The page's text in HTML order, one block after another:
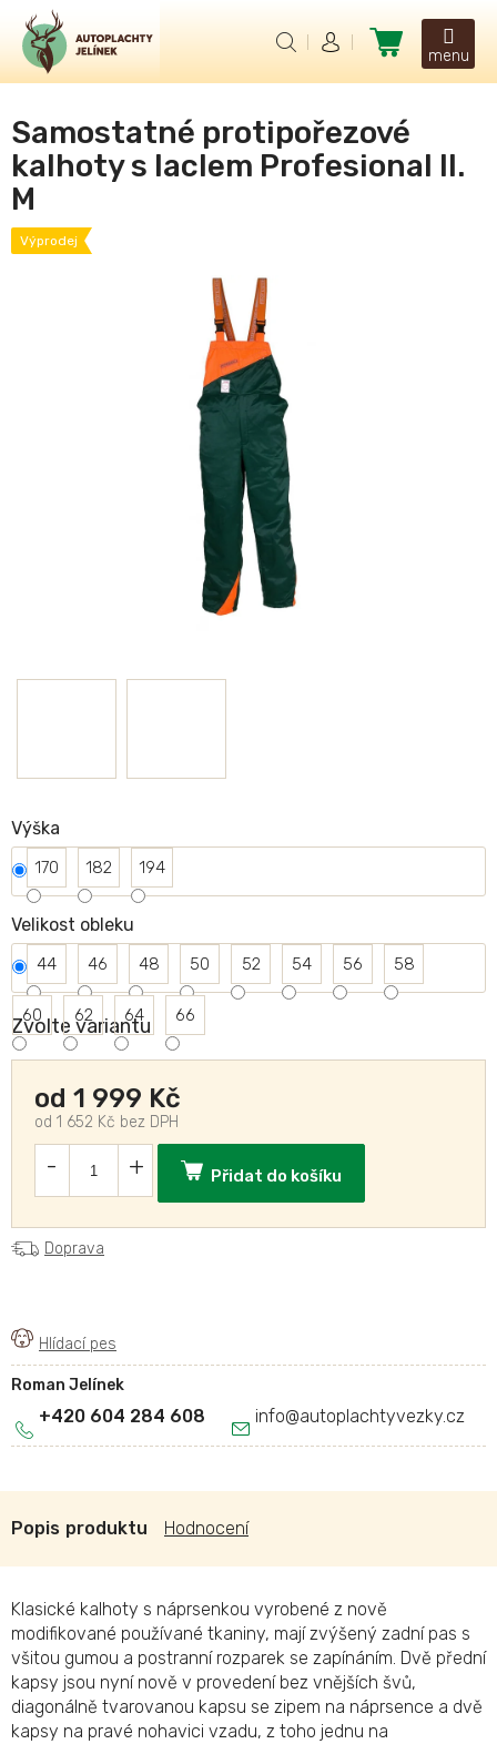
obsah
Nákupní
košík
Samostatné protipořezové
kalhoty s laclem Profesional II.
M
Výprodej
Zvolte variantu
Výška
170 182 194
Velikost obleku
44 46 48 50 52 54 56 58
60 62 64 66
od 1 999 Kč
od 1 652 Kč bez DPH
Přidat do košíku
Roman Jelínek
info@autoplachtyvezky.cz
+420 604 284 608
Doprava
Popis Hodnocení
Klasické kalhoty s náprsenkou vyrobené z nově
modifikované používané tkaniny, mají zvýšený zadní pas s
všitou gumou a postranní rozparek se zapínáním. Dvě přední
kapsy jsou nyní nově v provedení bez vnějších švů,
diagonálně tvarovanou kapsu se zipem na náprsence a dvě
kapsy na pravé nohavici vzadu, z toho jednu na